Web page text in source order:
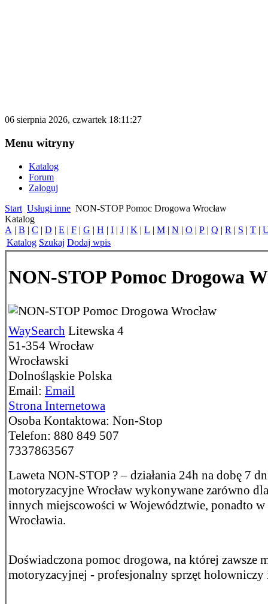
06 sierpnia 2026, czwartek 18:11:27
Menu witryny
Katalog
Forum
Zaloguj
Start Usługi inne NON-STOP Pomoc Drogowa Wrocław
Katalog
A | B | C | D | E | F | G | H | I | J | K | L | M | N | O | P | Q | R | S | T |
Katalog Szukaj Dodaj wpis
NON-STOP Pomoc Drogowa
WaySearch Litewska 4
51-354 Wrocław
Wrocławski
Dolnośląskie Polska
Email: Email
Strona Internetowa
Osoba Kontaktowa: Non-Stop
Telefon: 880 849 507
7337863567
Laweta NON-STOP ? – działania 24h na dobę 7
motoryzacyjne Wrocław wykonywane zarówno
innych miejscowości w Województwie, ponadto w
Wrocławia.
Doświadczona pomoc drogowa, na której zawsze
motoryzacyjnej - profesjonalny sprzęt holowniczy